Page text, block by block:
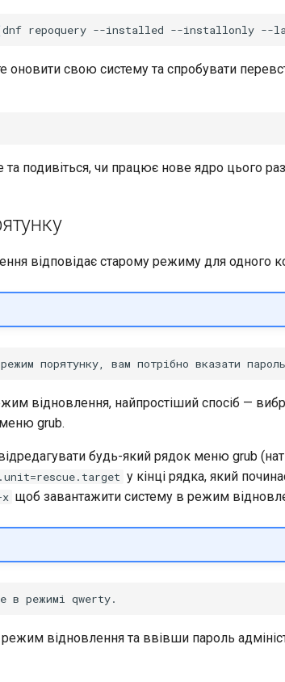
dnf repoquery --installed --installonly --
оновити свою систему та спробувати
та подивіться, чи працює нове ядро ​​цього
відповідає старому режиму для одного
відновлення, найпростіший спосіб —
grub.
будь-який рядок меню grub
у кінці рядка, який
щоб завантажити систему в режим
відновлення та ввівши пароль